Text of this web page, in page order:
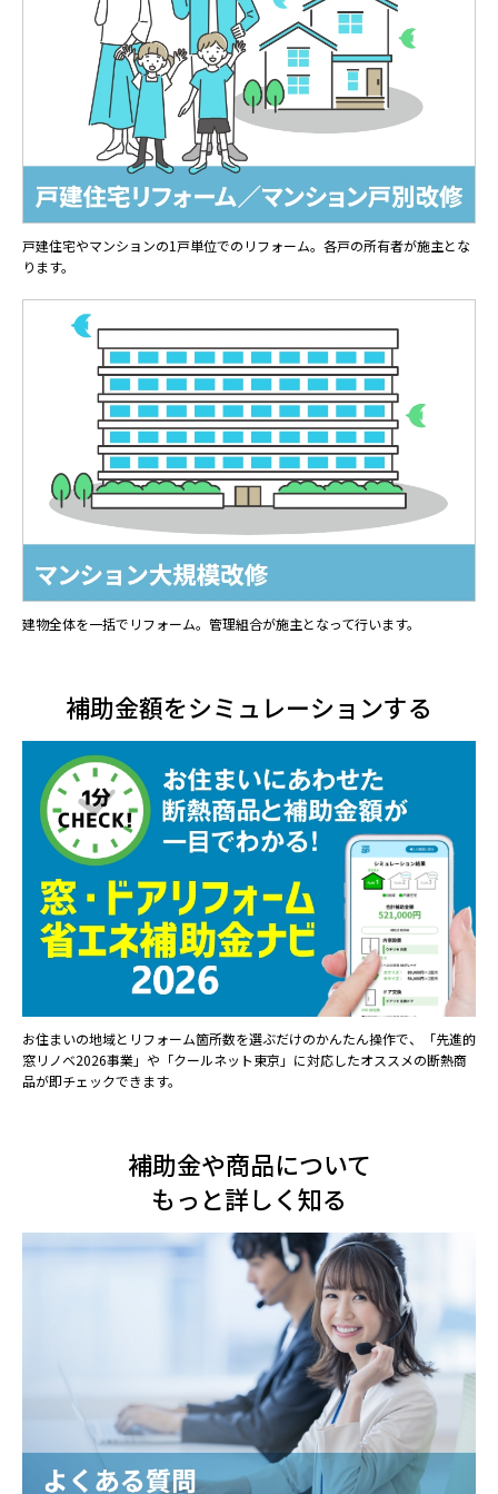
戸建住宅やマンションの1戸単位でのリフォーム。各戸の所有者が施主とな
ります。
建物全体を一括でリフォーム。管理組合が施主となって行います。
補助金額をシミュレーションする
お住まいの地域とリフォーム箇所数を選ぶだけのかんたん操作で、「先進的
窓リノベ2026事業」や「クールネット東京」に対応したオススメの断熱商
品が即チェックできます。
補助金や商品について
もっと詳しく知る